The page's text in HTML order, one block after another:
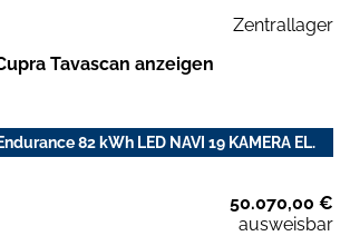
Zentrallager
Tavascan anzeigen
82 kWh LED NAVI 19 KAMERA EL.
50.070,00 €
ausweisbar